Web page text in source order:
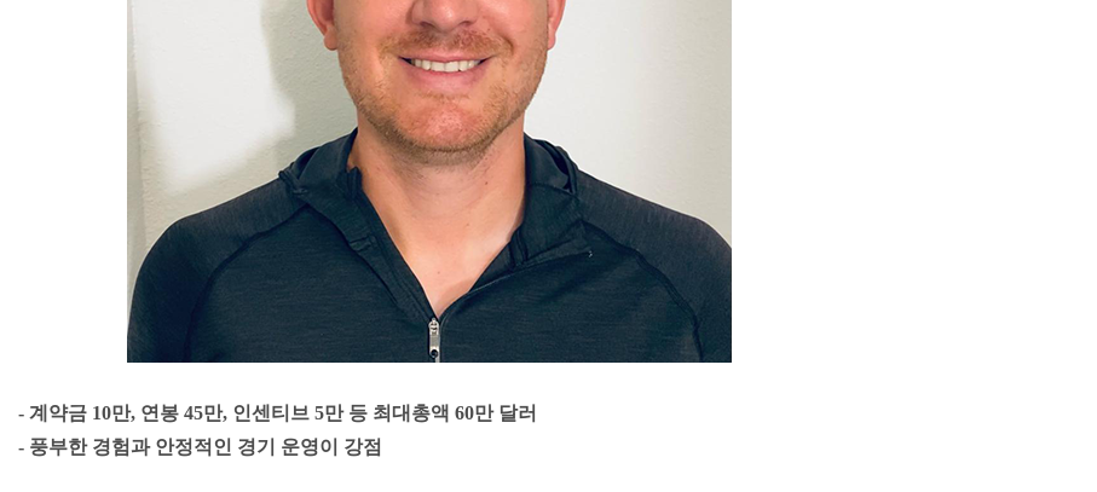
- 계약금 10만, 연봉 45만, 인센티브 5만 등 최대총액 60만 달러
- 풍부한 경험과 안정적인 경기 운영이 강점